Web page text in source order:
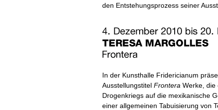
den Entstehungsprozess seiner
In der Kunsthalle Fridericianum
Ausstellungstitel Frontera Werke, die
Drogenkriegs auf die mexikanische
einer allgemeinen Tabuisierung von